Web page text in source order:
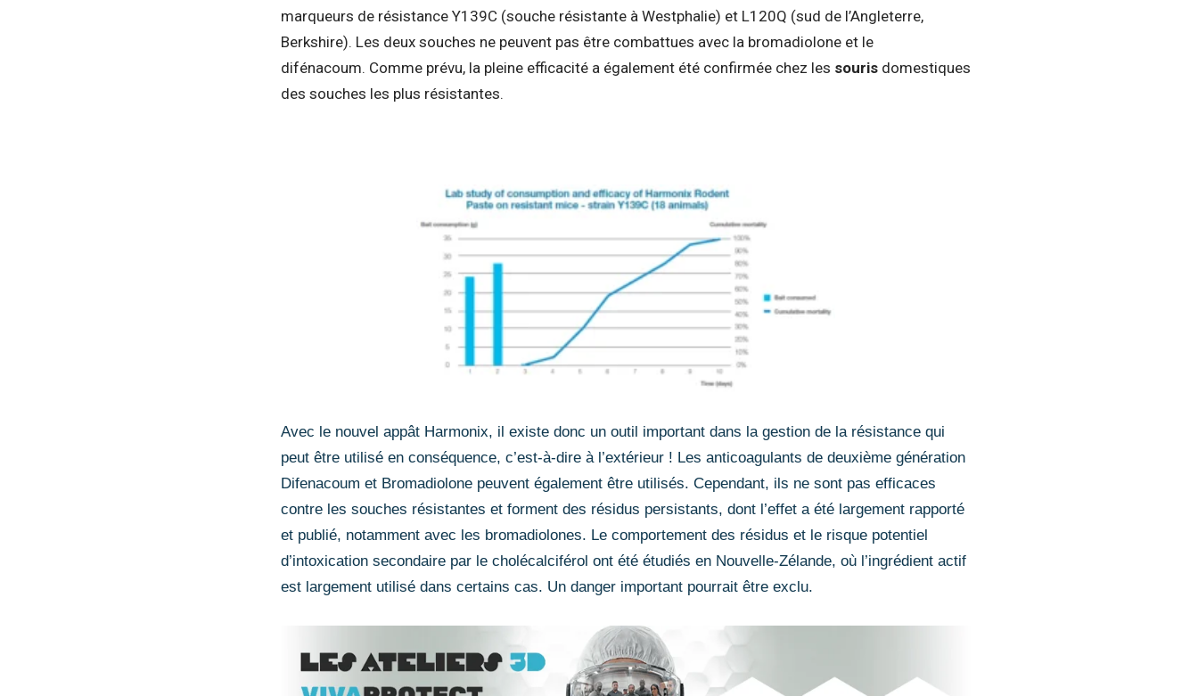
marqueurs de résistance Y139C (souche résistante à Westphalie) et L120Q (sud de l’Angleterre,
Berkshire). Les deux souches ne peuvent pas être combattues avec la bromadiolone et le
difénacoum. Comme prévu, la pleine efficacité a également été confirmée chez les souris domestiques
des souches les plus résistantes.
Avec le nouvel appât Harmonix, il existe donc un outil important dans la gestion de la résistance qui
peut être utilisé en conséquence, c’est-à-dire à l’extérieur ! Les anticoagulants de deuxième génération
Difenacoum et Bromadiolone peuvent également être utilisés. Cependant, ils ne sont pas efficaces
contre les souches résistantes et forment des résidus persistants, dont l’effet a été largement rapporté
et publié, notamment avec les bromadiolones. Le comportement des résidus et le risque potentiel
d’intoxication secondaire par le cholécalciférol ont été étudiés en Nouvelle-Zélande, où l’ingrédient actif
est largement utilisé dans certains cas. Un danger important pourrait être exclu.